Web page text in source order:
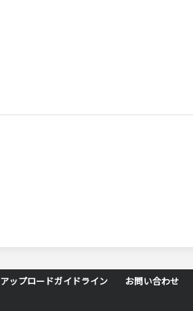
アップロードガイドライン お問い合わせ